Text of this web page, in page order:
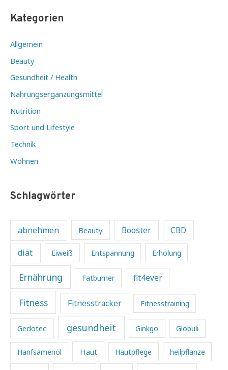
Kategorien
Allgemein
Beauty
Gesundheit / Health
Nahrungsergänzungsmittel
Nutrition
Sport und Lifestyle
Technik
Wohnen
Schlagwörter
abnehmen Beauty Booster CBD
diät Eiweiß Entspannung Erholung
Ernährung Fatburner fit4ever
Fitness Fitnesstracker Fitnesstraining
Gedotec gesundheit Ginkgo Globuli
Hanfsamenöl Haut Hautpflege heilpflanze